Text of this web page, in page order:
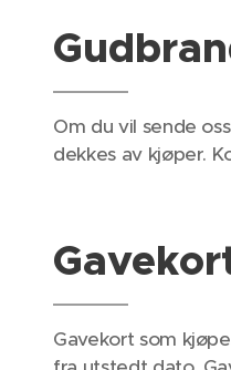
Om du vil sende
dekkes av kjøper.
Gavekort som